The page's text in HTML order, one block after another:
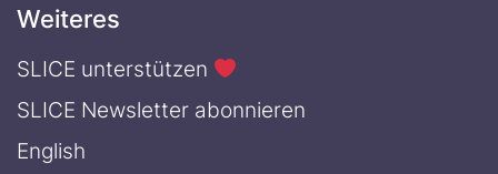
Weiteres
SLICE unterstützen
SLICE Newsletter abonnieren
English